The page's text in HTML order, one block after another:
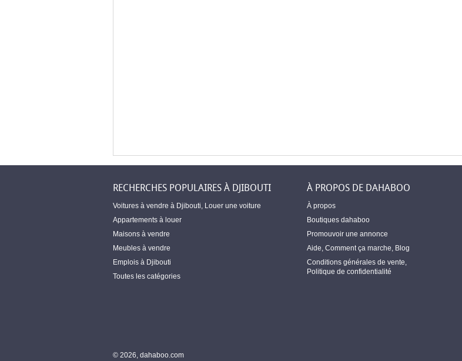
RECHERCHES POPULAIRES À DJIBOUTI
Voitures à vendre à Djibouti Louer une voiture
Appartements à louer
Maisons à vendre
Meubles à vendre
Emplois à Djibouti
Toutes les catégories
À PROPOS DE DAHABOO
À propos
Boutiques dahaboo
Promouvoir une annonce
Aide Comment ça marche Blog
Conditions générales de vente
Politique de confidentialité
© 2026, dahaboo.com